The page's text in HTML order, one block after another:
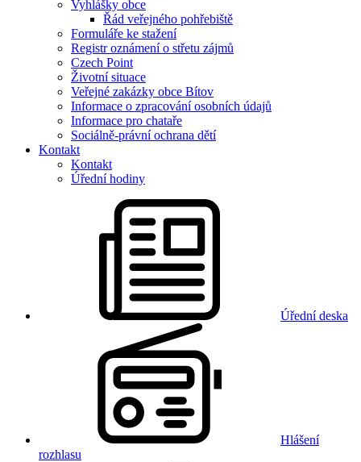
Vyhlášky obce
Řád veřejného pohřebiště
Formuláře ke stažení
Registr oznámení o střetu zájmů
Czech Point
Životní situace
Veřejné zakázky obce Bítov
Informace o zpracování osobních údajů
Informace pro chataře
Sociálně-právní ochrana dětí
Kontakt
Kontakt
Úřední hodiny
Úřední deska
Hlášení
rozhlasu